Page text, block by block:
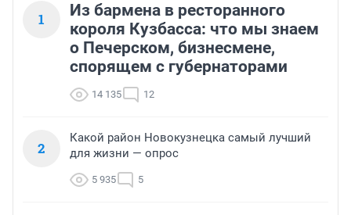
1
Из бармена в ресторанного
короля Кузбасса: что мы знаем
о Печерском, бизнесмене,
спорящем с губернаторами
14 135 12
2
Какой район Новокузнецка самый лучший
для жизни — опрос
5 935 5